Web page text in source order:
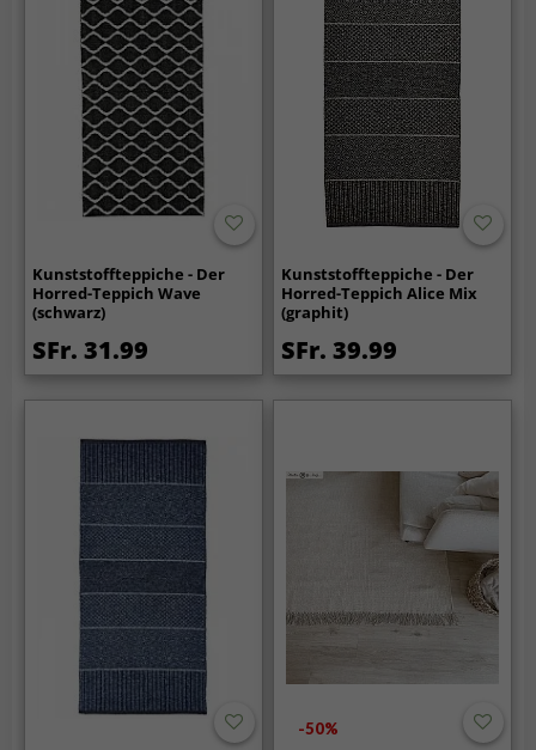
Kunststoffteppiche - Der
Horred-Teppich Wave
(schwarz)
SFr. 31.99
Kunststoffteppiche - Der
Horred-Teppich Alice Mix
(graphit)
SFr. 39.99
-50%